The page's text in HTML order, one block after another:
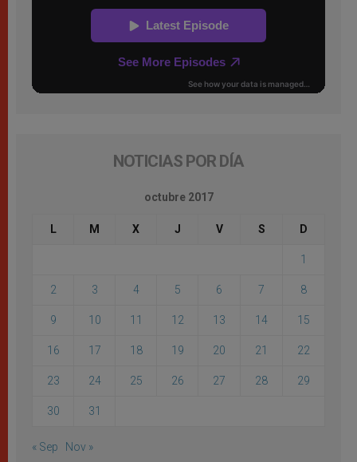
NOTICIAS POR DÍA
octubre 2017
L M X J V S D
1
2 3 4 5 6 7 8
9 10 11 12 13 14 15
16 17 18 19 20 21 22
23 24 25 26 27 28 29
30 31
« Sep Nov »